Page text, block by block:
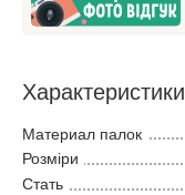
Характеристики
Материал палок
Розміри
Стать